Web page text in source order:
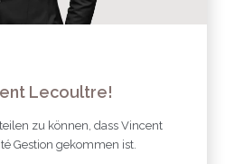
Lecoultre!
zu können, dass Vincent
Gestion gekommen ist.